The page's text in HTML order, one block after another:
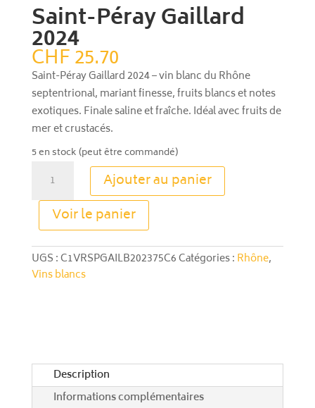
Saint-Péray Gaillard
2024
CHF25.70
Saint-Péray Gaillard 2024 – vin blanc du Rhône
septentrional, mariant finesse, fruits blancs et notes
exotiques. Finale saline et fraîche. Idéal avec fruits de
mer et crustacés.
5 en stock (peut être commandé)
Saint-
Péray
Gaillard
2024
Ajouter au panier
Voir le panier
l
e
:
UGS :C1VRSPGAILB202375C6Catégories : Rhône,
Vins blancs
Description
Informations complémentaires